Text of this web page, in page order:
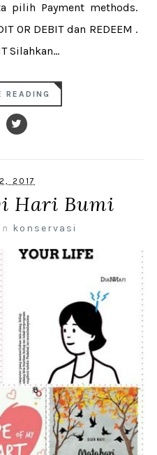
pilih Payment methods.
OR DEBIT dan REDEEM .
Silahkan...
READING
2017
Hari Bumi
konservasi